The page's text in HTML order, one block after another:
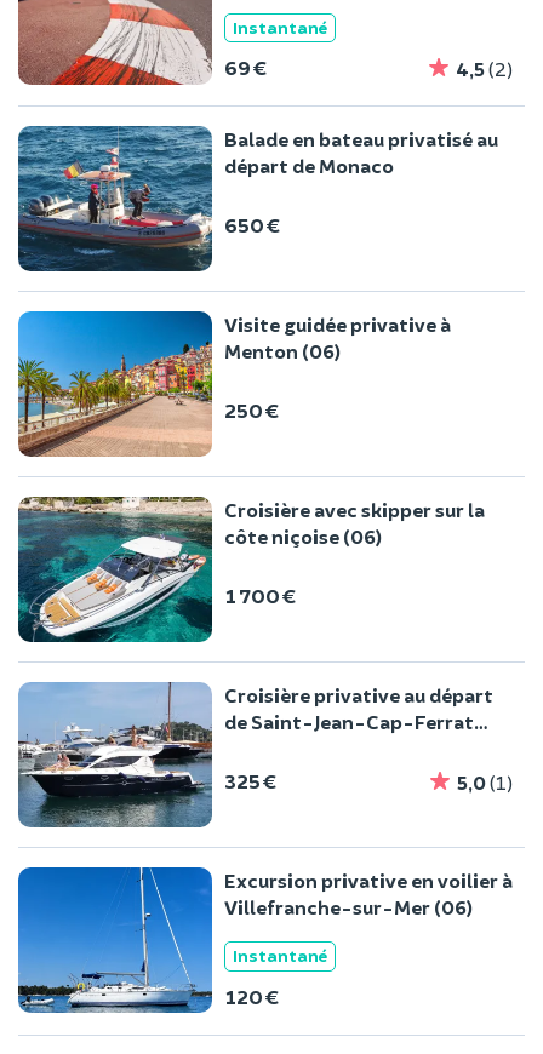
Instantané
69 € 4,5(2)
Balade en bateau privatisé au
départ de Monaco
650 €
Visite guidée privative à
Menton (06)
250 €
Croisière avec skipper sur la
côte niçoise (06)
1 700 €
Croisière privative au départ
de Saint-Jean-Cap-Ferrat
325 € 5,0(1)
Excursion privative en voilier à
Villefranche-sur-Mer (06)
Instantané
120 €